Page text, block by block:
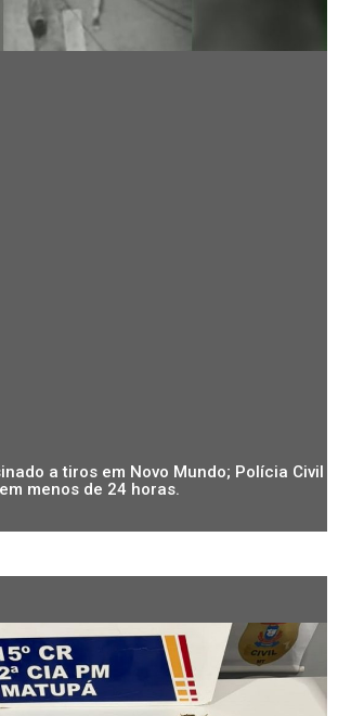
a tiros em Novo Mundo; Polícia Civil
menos de 24 horas.